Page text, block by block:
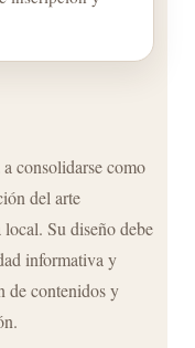
consolidarse como
del arte
Su diseño debe
informativa y
de contenidos y